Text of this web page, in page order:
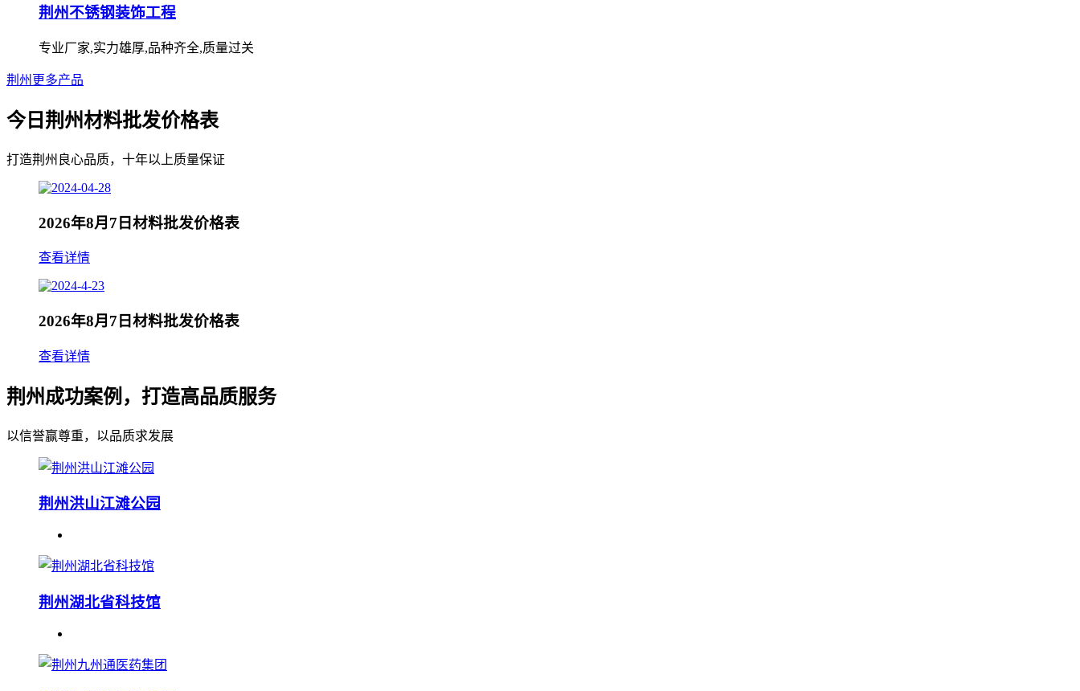
荆州不锈钢装饰工程
专业厂家,实力雄厚,品种齐全,质量过关
荆州更多产品
今日荆州材料批发价格表
打造荆州良心品质，十年以上质量保证
2026年8月7日材料批发价格表
查看详情
2026年8月7日材料批发价格表
查看详情
荆州成功案例，打造高品质服务
以信誉赢尊重，以品质求发展
荆州洪山江滩公园
荆州湖北省科技馆